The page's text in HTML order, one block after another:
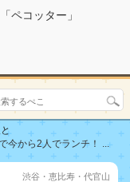
ペコッター」
今から2人でランチ！ ...
渋谷・恵比寿・代官山